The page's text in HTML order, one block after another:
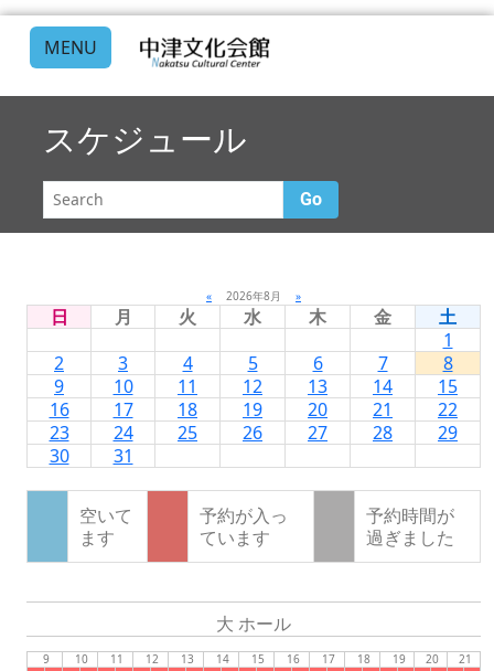
MENU
スケジュール
Go
« 2026年8月 »
日 月 火 水 木 金
土
1
2
3 4 5 6 7
8
9
10 11 12 13 14
15
16
17 18 19 20 21
22
23
24 25 26 27 28
29
30
31
空いて
ます
予約が入っ
ています
予約時間が
過ぎました
大 ホール
9 10 11 12 13 14 15 16 17 18 19 20 21